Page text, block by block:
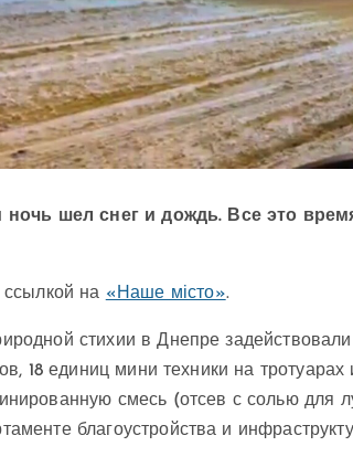
ночь шел снег и дождь. Все это
ссылкой на «Наше місто».
стихии в Днепре
18 единиц мини техники на
смесь (отсев с солью для
благоустройства и